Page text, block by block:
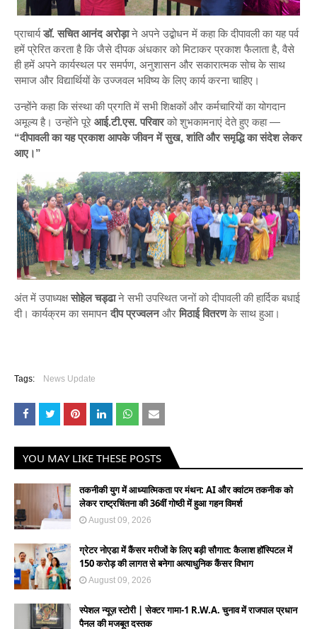
प्राचार्यडॉ. सचित आनंद अरोड़ाने अपने उद्बोधन में कहा कि दीपावली का यह पर्व
हमें प्रेरित करता है कि जैसे दीपक अंधकार को मिटाकर प्रकाश फैलाता है, वैसे
ही हमें अपने कार्यस्थल पर समर्पण, अनुशासन और सकारात्मक सोच के साथ
समाज और विद्यार्थियों के उज्जवल भविष्य के लिए कार्य करना चाहिए।
उन्होंने कहा कि संस्था की प्रगति में सभी शिक्षकों और कर्मचारियों का योगदान
अमूल्य है। उन्होंने पूरे आई.टी.एस. परिवारको शुभकामनाएं देते हुए कहा —
“दीपावली का यह प्रकाश आपके जीवन में सुख, शांति और समृद्धि का संदेश लेकर
आए।”
अंत में उपाध्यक्षसोहेल चड्ढाने सभी उपस्थित जनों को दीपावली की हार्दिक बधाई
दी। कार्यक्रम का समापन दीप प्रज्वलनऔर मिठाई वितरणके साथ हुआ।
Tags: News Update
YOU MAY LIKE THESE POSTS
तकनीकी युग में आध्यात्मिकता पर मंथन: AI और क्वांटम तकनीक को
लेकर राष्ट्रचिंतना की 36वीं गोष्ठी में हुआ गहन विमर्श
August 09, 2026
ग्रेटर नोएडा में कैंसर मरीजों के लिए बड़ी सौगात: कैलाश हॉस्पिटल में
150 करोड़ की लागत से बनेगा अत्याधुनिक कैंसर विभाग
August 09, 2026
स्पेशल न्यूज़ स्टोरी | सेक्टर गामा-1 R.W.A. चुनाव में राजपाल प्रधान
पैनल की मजबूत दस्तक